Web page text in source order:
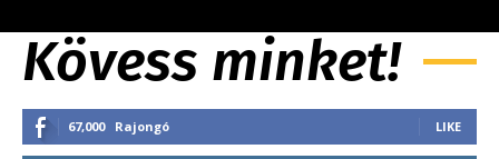
Kövess minket!
67,000 Rajongó LIKE